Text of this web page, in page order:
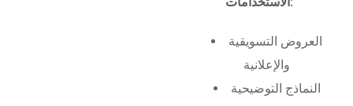
العروض التسويقية
والإعلانية
النماذج التوضيحية